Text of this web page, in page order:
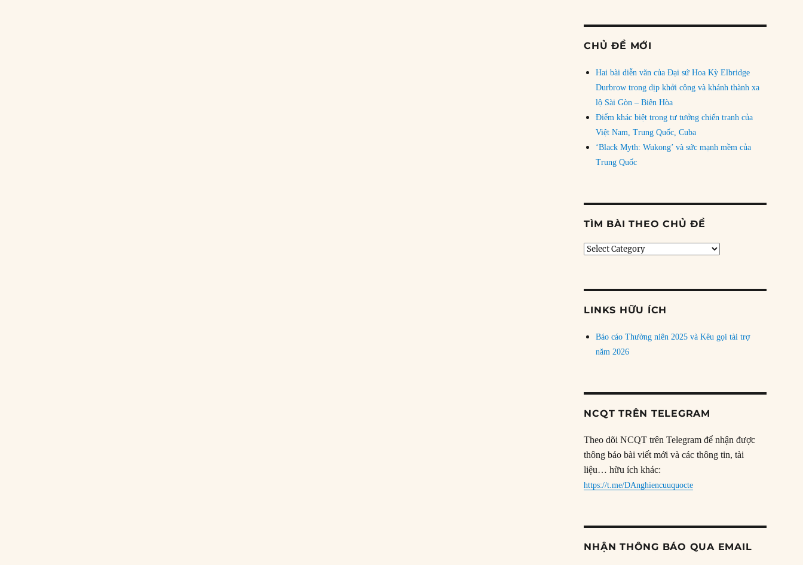
CHỦ ĐỀ MỚI
Hai bài diễn văn của Đại sứ Hoa Kỳ Elbridge
Durbrow trong dịp khởi công và khánh thành xa
lộ Sài Gòn – Biên Hòa
Điểm khác biệt trong tư tưởng chiến tranh của
Việt Nam, Trung Quốc, Cuba
‘Black Myth: Wukong’ và sức mạnh mềm của
Trung Quốc
TÌM BÀI THEO CHỦ ĐỀ
Tìm
LINKS HỮU ÍCH
Báo cáo Thường niên 2025 và Kêu gọi tài trợ
năm 2026
NCQT TRÊN TELEGRAM
Theo dõi NCQT trên Telegram để nhận được
thông báo bài viết mới và các thông tin, tài
liệu… hữu ích khác:
https://t.me/DAnghiencuuquocte
NHẬN THÔNG BÁO QUA EMAIL